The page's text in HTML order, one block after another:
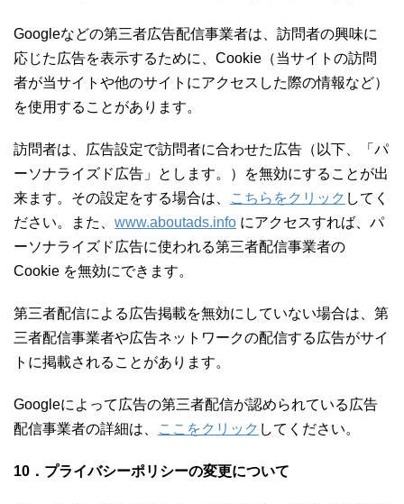
Googleなどの第三者広告配信事業者は、訪問者の興味に
応じた広告を表示するために、Cookie（当サイトの訪問
者が当サイトや他のサイトにアクセスした際の情報など）
を使用することがあります。
訪問者は、広告設定で訪問者に合わせた広告（以下、「パ
ーソナライズド広告」とします。）を無効にすることが出
来ます。その設定をする場合は、
こちらをクリック してく
ださい。また、 www.aboutads.info にアクセスすれば、パ
ーソナライズド広告に使われる第三者配信事業者の
Cookie を無効にできます。
第三者配信による広告掲載を無効にしていない場合は、第
三者配信事業者や広告ネットワークの配信する広告がサイ
トに掲載されることがあります。
Googleによって広告の第三者配信が認められている広告
配信事業者の詳細は、
ここをクリック してください。
10．プライバシーポリシーの変更について